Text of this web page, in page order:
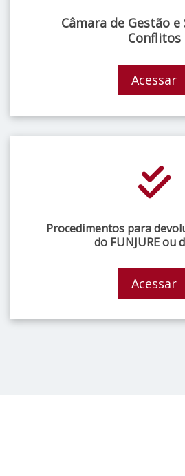
Câmara de Gestão e
Conflitos
Acessar
Procedimentos para
do FUNJURE ou
Acessar